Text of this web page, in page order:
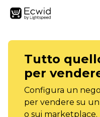
Tutto
per
Configura un
per vendere su un
o sui marketplace.